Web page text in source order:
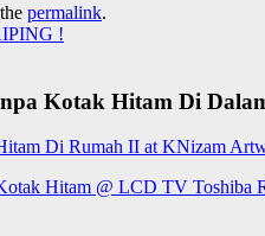
permalink.
!
Kotak Hitam Di
Di Rumah II at KNizam
Hitam @ LCD TV Toshiba